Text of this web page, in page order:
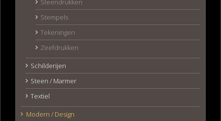
Steendrukken
Stempels
Tekeningen
Zeefdrukken
Schilderijen
Steen / Marmer
Textiel
Modern / Design